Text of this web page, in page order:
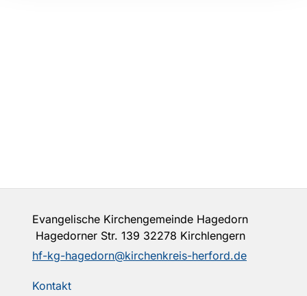
Evangelische Kirchengemeinde Hagedorn
Hagedorner Str. 139 32278 Kirchlengern
hf-kg-hagedorn@kirchenkreis-herford.de
Kontakt